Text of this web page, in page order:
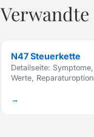
N47 Steuerkette
Detailseite:
Werte,
→